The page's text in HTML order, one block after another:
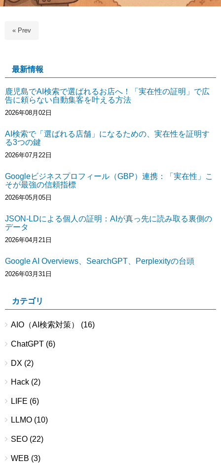
« Prev
最新情報
鹿児島でAI検索で選ばれるお店へ！「実在性の証明」で広
告に頼らない自動集客を叶える方法
2026年08月02日
AI検索で「選ばれる店舗」になるための、実在性を証明す
る3つの鍵
2026年07月22日
Googleビジネスプロフィール（GBP）連携：「実在性」こ
そが最強の信頼指標
2026年05月05日
JSON-LDによる個人の証明：AIが真っ先に読み取る裏側の
データ
2026年04月21日
Google AI Overviews、SearchGPT、Perplexityの台頭
2026年03月31日
カテゴリ
AIO（AI検索対策） (16)
ChatGPT (6)
DX (2)
Hack (2)
LIFE (6)
LLMO (10)
SEO (22)
WEB (3)